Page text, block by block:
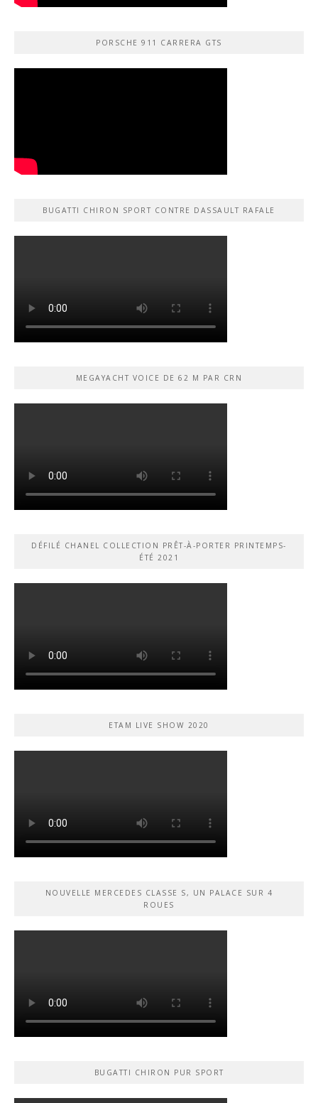
PORSCHE 911 CARRERA GTS
BUGATTI CHIRON SPORT CONTRE DASSAULT RAFALE
MEGAYACHT VOICE DE 62 M PAR CRN
DÉFILÉ CHANEL COLLECTION PRÊT-À-PORTER PRINTEMPS-
ÉTÉ 2021
ETAM LIVE SHOW 2020
NOUVELLE MERCEDES CLASSE S, UN PALACE SUR 4
ROUES
BUGATTI CHIRON PUR SPORT